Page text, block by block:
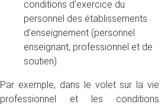
conditions d'exercice du
personnel des établissements
d'enseignement (personnel
enseignant, professionnel et de
soutien).
Par exemple, dans le volet sur la vie
professionnel et les conditions